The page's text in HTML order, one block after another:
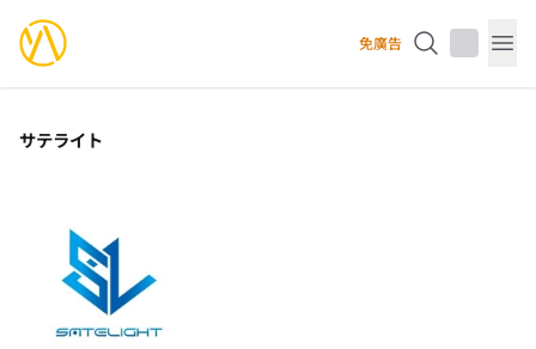
YourAnimes 你的動畫 免廣告
サテライト